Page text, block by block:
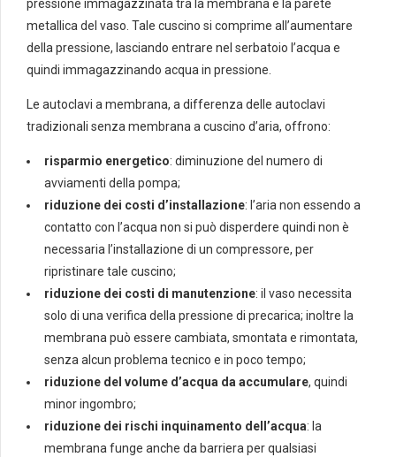
pressione immagazzinata tra la membrana e la parete
metallica del vaso. Tale cuscino si comprime all’aumentare
della pressione, lasciando entrare nel serbatoio l’acqua e
quindi immagazzinando acqua in pressione.
Le autoclavi a membrana, a differenza delle autoclavi
tradizionali senza membrana a cuscino d’aria, offrono:
risparmio energetico: diminuzione del numero di
avviamenti della pompa;
riduzione dei costi d’installazione: l’aria non essendo a
contatto con l’acqua non si può disperdere quindi non è
necessaria l’installazione di un compressore, per
ripristinare tale cuscino;
riduzione dei costi di manutenzione: il vaso necessita
solo di una verifica della pressione di precarica; inoltre la
membrana può essere cambiata, smontata e rimontata,
senza alcun problema tecnico e in poco tempo;
riduzione del volume d’acqua da accumulare, quindi
minor ingombro;
riduzione dei rischi inquinamento dell’acqua: la
membrana funge anche da barriera per qualsiasi